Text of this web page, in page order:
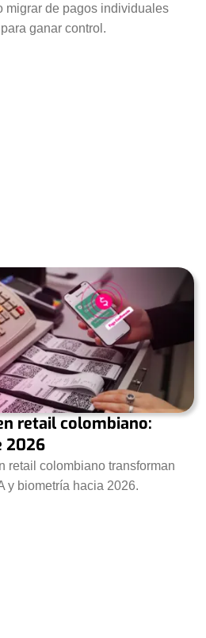
migrar de pagos individuales
ganar control.
retail colombiano:
2026
retail colombiano transforman
y biometría hacia 2026.